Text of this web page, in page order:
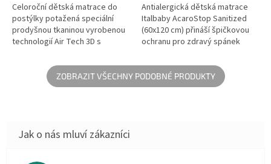
Celoroční dětská matrace do
postýlky potažená speciální
prodyšnou tkaninou vyrobenou
technologií Air Tech 3D s
uvnitř vytváří vzduchovou
mezeru a...
Antialergická dětská matrace
Italbaby AcaroStop Sanitized
(60x120 cm) přináší špičkovou
ochranu pro zdravý spánek
vazbě tkaniny a patentované
úpravě...
ZOBRAZIT VŠECHNY PODOBNÉ PRODUKTY